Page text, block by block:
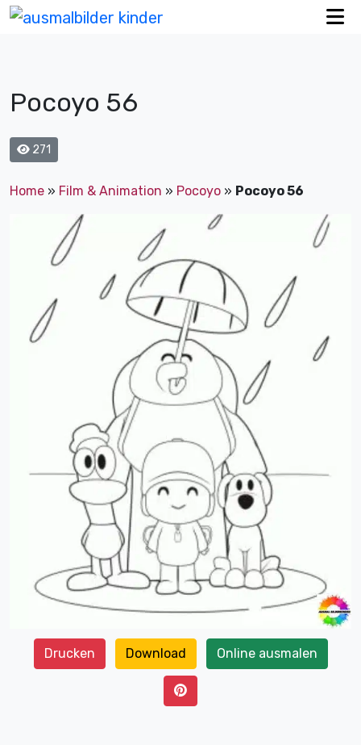
Pocoyo 56
271
Home » Film & Animation » Pocoyo » Pocoyo 56
Drucken Download Online ausmalen